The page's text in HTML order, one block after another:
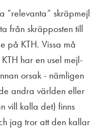
”relevanta” skräpmejl
från skräpposten till
på KTH. Vissa må
har en usel mejl-
orsak - nämligen
andra världen eller
vill kalla det) finns
jag tror att den kallar